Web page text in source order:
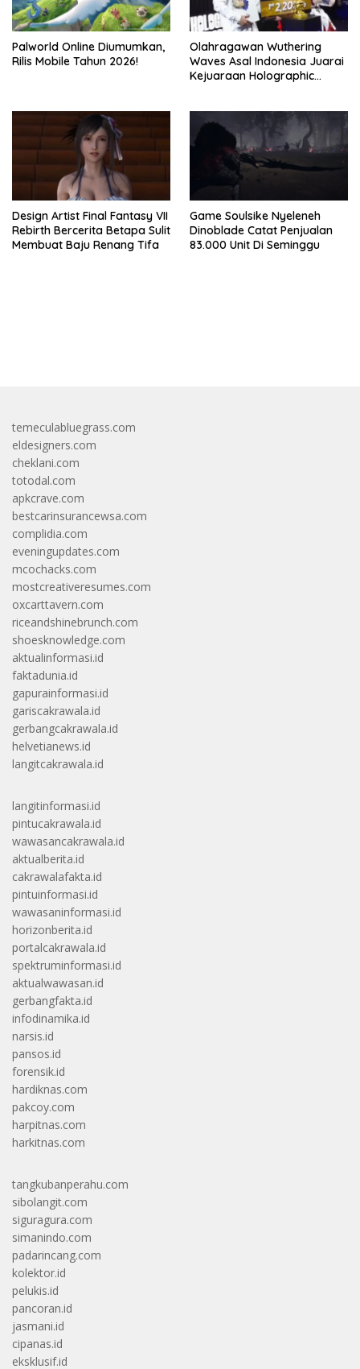
Palworld Online Diumumkan,
Rilis Mobile Tahun 2026!
Olahragawan Wuthering
Waves Asal Indonesia Juarai
Kejuaraan Holographic
Design Artist Final Fantasy VII
Rebirth Bercerita Betapa Sulit
Membuat Baju Renang Tifa
Game Soulsike Nyeleneh
Dinoblade Catat Penjualan
83.000 Unit Di Seminggu
temeculabluegrass.com
eldesigners.com
cheklani.com
totodal.com
apkcrave.com
bestcarinsurancewsa.com
complidia.com
eveningupdates.com
mcochacks.com
mostcreativeresumes.com
oxcarttavern.com
riceandshinebrunch.com
shoesknowledge.com
aktualinformasi.id
faktadunia.id
gapurainformasi.id
gariscakrawala.id
gerbangcakrawala.id
helvetianews.id
langitcakrawala.id
langitinformasi.id
pintucakrawala.id
wawasancakrawala.id
aktualberita.id
cakrawalafakta.id
pintuinformasi.id
wawasaninformasi.id
horizonberita.id
portalcakrawala.id
spektruminformasi.id
aktualwawasan.id
gerbangfakta.id
infodinamika.id
narsis.id
pansos.id
forensik.id
hardiknas.com
pakcoy.com
harpitnas.com
harkitnas.com
tangkubanperahu.com
sibolangit.com
siguragura.com
simanindo.com
padarincang.com
kolektor.id
pelukis.id
pancoran.id
jasmani.id
cipanas.id
eksklusif.id